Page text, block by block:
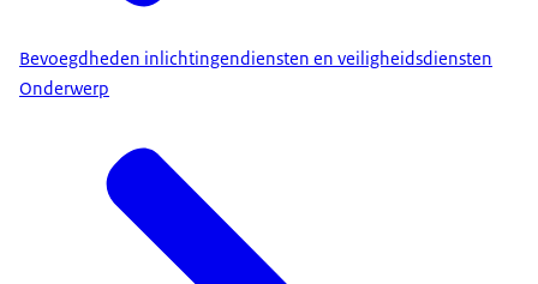
Bevoegdheden inlichtingendiensten en veiligheidsdiensten
Onderwerp